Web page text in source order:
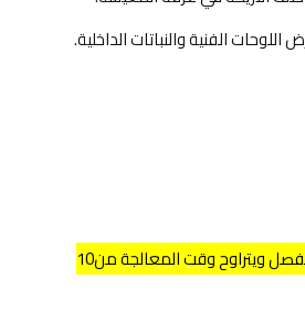
الفنية والنباتات الداخلية.
ملحوظة: هذا المنتج مفصل ويتراوح وقت المعالجة من10